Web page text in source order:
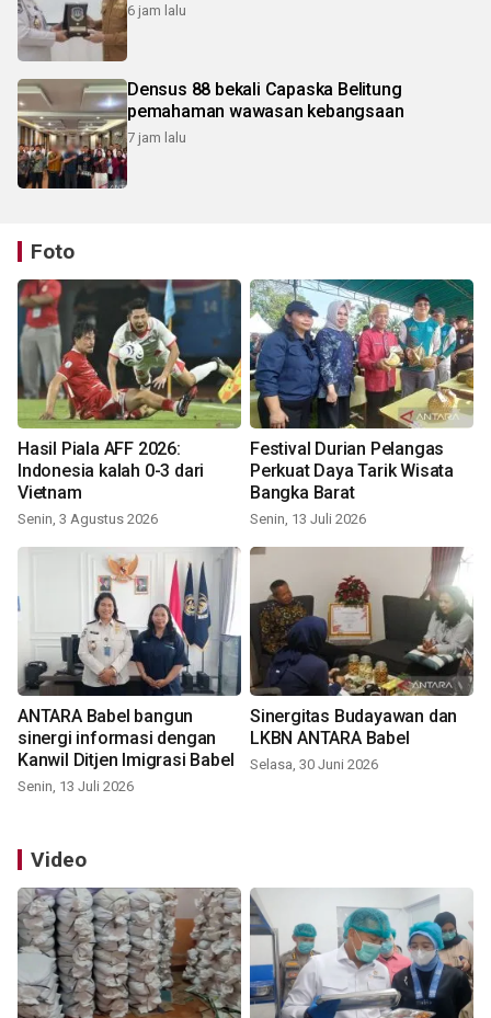
6 jam lalu
Densus 88 bekali Capaska Belitung
pemahaman wawasan kebangsaan
7 jam lalu
Foto
Hasil Piala AFF 2026:
Indonesia kalah 0-3 dari
Vietnam
Senin, 3 Agustus 2026
Festival Durian Pelangas
Perkuat Daya Tarik Wisata
Bangka Barat
Senin, 13 Juli 2026
ANTARA Babel bangun
sinergi informasi dengan
Kanwil Ditjen Imigrasi Babel
Senin, 13 Juli 2026
Sinergitas Budayawan dan
LKBN ANTARA Babel
Selasa, 30 Juni 2026
Video